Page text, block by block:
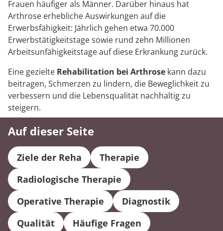
Frauen häufiger als Männer. Darüber hinaus hat
Arthrose erhebliche Auswirkungen auf die
Erwerbsfähigkeit: Jährlich gehen etwa 70.000
Erwerbstätigkeitstage sowie rund zehn Millionen
Arbeitsunfähigkeitstage auf diese Erkrankung zurück.
Eine gezielte Rehabilitation bei Arthrose kann dazu
beitragen, Schmerzen zu lindern, die Beweglichkeit zu
verbessern und die Lebensqualität nachhaltig zu
steigern.
Auf dieser Seite
Ziele der Reha
Therapie
Radiologische Therapie
Operative Therapie
Diagnostik
Qualität
Häufige Fragen